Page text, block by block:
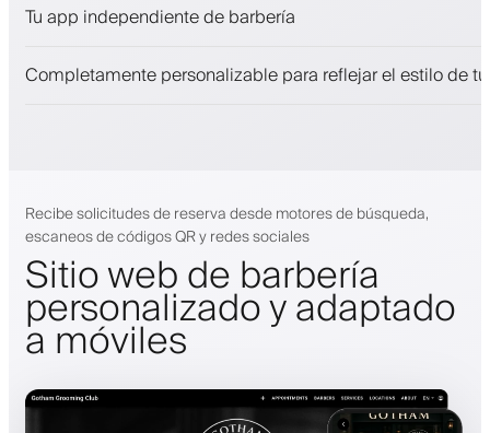
Involucra a los clientes con un programa de fidelización
Tu app independiente de barbería
Completamente personalizable para reflejar el estilo de
Recibe solicitudes de reserva desde motores de búsqueda,
escaneos de códigos QR y redes sociales
Sitio web de barbería
personalizado y adaptado
a móviles